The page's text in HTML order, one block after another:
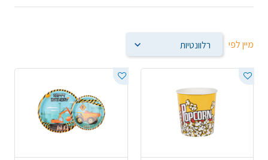
מיין לפי